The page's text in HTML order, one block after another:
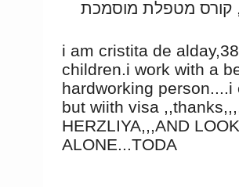
קורס מטפלת מוסמכת
i am cristita de
children.i work with a
hardworking
but wiith visa
HERZLIYA,,,AND
ALONE...TODA